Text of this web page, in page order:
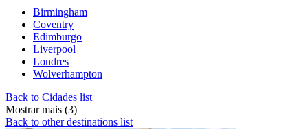
Birmingham
Coventry
Edimburgo
Liverpool
Londres
Wolverhampton
Back to Cidades list
Mostrar mais (3)
Back to other destinations list